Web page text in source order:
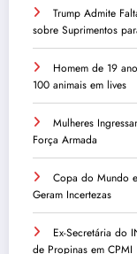
Trump Admite
sobre Suprimentos
Homem de 19
100 animais em lives
Mulheres
Força Armada
Copa do Mundo
Geram Incertezas
Ex-Secretária do
de Propinas em CPMI